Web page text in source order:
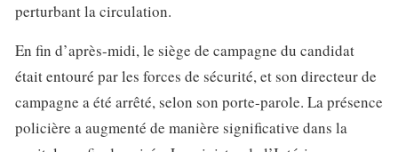
perturbant la circulation.
En fin d’après-midi, le siège de campagne du candidat
était entouré par les forces de sécurité, et son directeur de
campagne a été arrêté, selon son porte-parole. La présence
policière a augmenté de manière significative dans la